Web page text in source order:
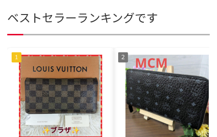
ベストセラーランキングです